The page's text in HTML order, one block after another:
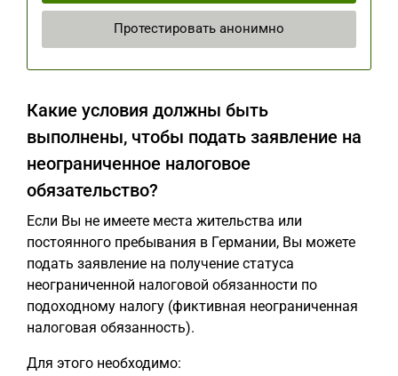
Протестировать анонимно
Какие условия должны быть
выполнены, чтобы подать заявление на
неограниченное налоговое
обязательство?
Если Вы не имеете места жительства или
постоянного пребывания в Германии, Вы можете
подать заявление на получение статуса
неограниченной налоговой обязанности по
подоходному налогу (фиктивная неограниченная
налоговая обязанность).
Для этого необходимо: